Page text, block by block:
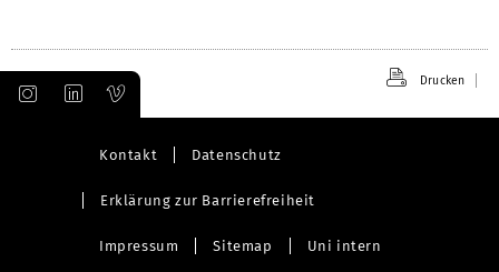
Drucken
Kontakt Datenschutz
Erklärung zur Barrierefreiheit
Impressum Sitemap Uni intern